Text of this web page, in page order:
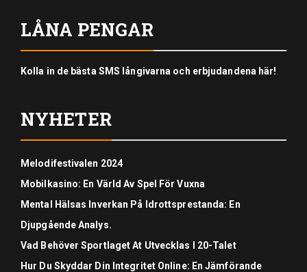
LÅNA PENGAR
Kolla in de bästa SMS långivarna och erbjudandena här!
NYHETER
Melodifestivalen 2024
Mobilkasino: En Värld Av Spel För Vuxna
Mental Hälsas Inverkan På Idrottsprestanda: En
Djupgående Analys.
Vad Behöver Sportlaget At Utvecklas I 20-Talet
Hur Du Skyddar Din Integritet Online: En Jämförande